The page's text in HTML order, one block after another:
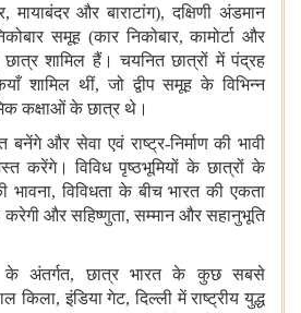
,मायाबंदर और बाराटांग),दक्षिणी अंडमान
समूह (कार निकोबार,कामोर्टा और
छात्र शामिल हैं। चयनित छात्रों में पंद्रह
शामिल थीं,जो द्वीप समूह के विभिन्न
कक्षाओं के छात्र थे।
और सेवा एवं राष्ट्र-निर्माण की भावी
करेंगे। विविध पृष्ठभूमियों के छात्रों के
भावना,विविधता के बीच भारत की एकता
और सहिष्णुता,सम्मान और सहानुभूति
के अंतर्गत,छात्र भारत के कुछ सबसे
किला,इंडिया गेट,दिल्ली में राष्ट्रीय युद्ध